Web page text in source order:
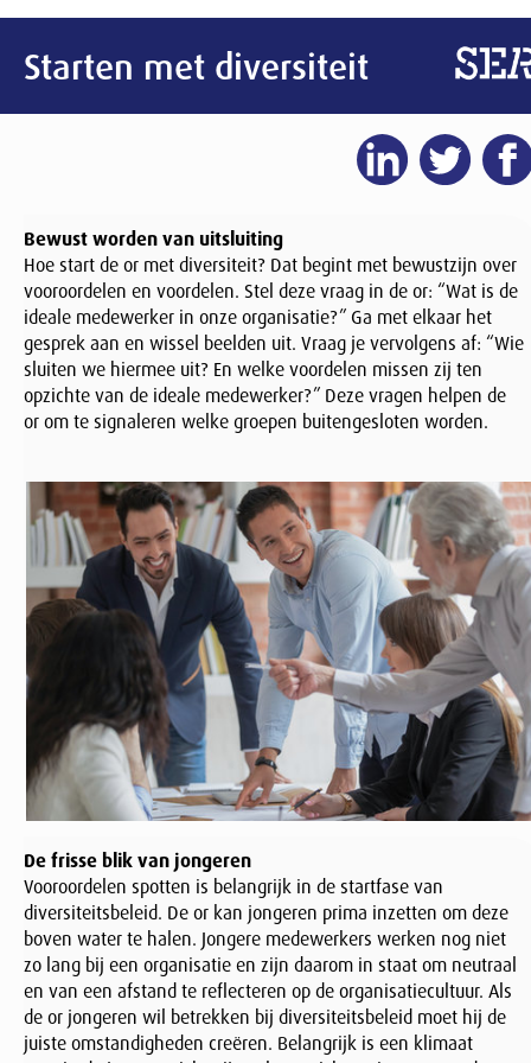
Starten met diversiteit
Bewust worden van uitsluiting
Hoe start de or met diversiteit? Dat begint met bewustzijn over
vooroordelen en voordelen. Stel deze vraag in de or: “Wat is de
ideale medewerker in onze organisatie?” Ga met elkaar het
gesprek aan en wissel beelden uit. Vraag je vervolgens af: “Wie
sluiten we hiermee uit? En welke voordelen missen zij ten
opzichte van de ideale medewerker?” Deze vragen helpen de
or om te signaleren welke groepen buitengesloten worden.
De frisse blik van jongeren
Vooroordelen spotten is belangrijk in de startfase van
diversiteitsbeleid. De or kan jongeren prima inzetten om deze
boven water te halen. Jongere medewerkers werken nog niet
zo lang bij een organisatie en zijn daarom in staat om neutraal
en van een afstand te reflecteren op de organisatiecultuur. Als
de or jongeren wil betrekken bij diversiteitsbeleid moet hij de
juiste omstandigheden creëren. Belangrijk is een klimaat